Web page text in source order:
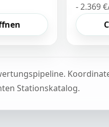
- 2.369
Stationskatalog.